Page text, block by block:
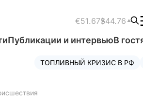
€51.67$44.76
Публикации и интервьюВ
ТОПЛИВНЫЙ КРИЗИС В РФ